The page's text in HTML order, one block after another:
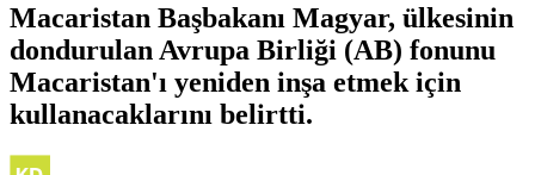
Macaristan Başbakanı Magyar, ülkesinin
dondurulan Avrupa Birliği (AB) fonunu
Macaristan'ı yeniden inşa etmek için
kullanacaklarını belirtti.